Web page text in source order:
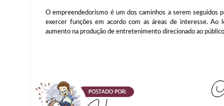
O empreendedorismo é um dos caminhos a serem
exercer funções em acordo com as áreas de interesse.
aumento na produção de entretenimento direcionado ao